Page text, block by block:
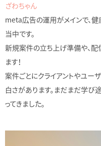
ざわちゃん
meta広告の運用がメインで、
当中です。
新規案件の立ち上げ準備や、
ます！
案件ごとにクライアントやユー
白さがあります。まだまだ学び
ってきました。